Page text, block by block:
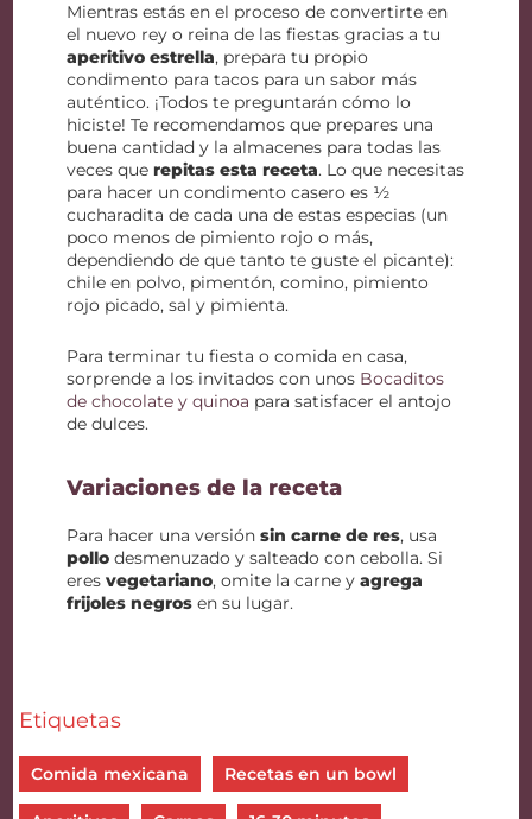
Mientras estás en el proceso de convertirte en
el nuevo rey o reina de las fiestas gracias a tu
aperitivo estrella, prepara tu propio
condimento para tacos para un sabor más
auténtico. ¡Todos te preguntarán cómo lo
hiciste! Te recomendamos que prepares una
buena cantidad y la almacenes para todas las
veces querepitas esta receta. Lo que necesitas
para hacer un condimento casero es ½
cucharadita de cada una de estas especias (un
poco menos de pimiento rojo o más,
dependiendo de que tanto te guste el picante):
chile en polvo, pimentón, comino, pimiento
rojo picado, sal y pimienta.
Para terminar tu fiesta o comida en casa,
sorprende a los invitados con unos Bocaditos
de chocolate y quinoa para satisfacer el antojo
de dulces.
Variaciones de la receta
Para hacer una versiónsin carne de res, usa
pollo desmenuzado y salteado con cebolla. Si
eres vegetariano, omite la carne yagrega
frijoles negros en su lugar.
Etiquetas
Comida mexicana Recetas en un bowl